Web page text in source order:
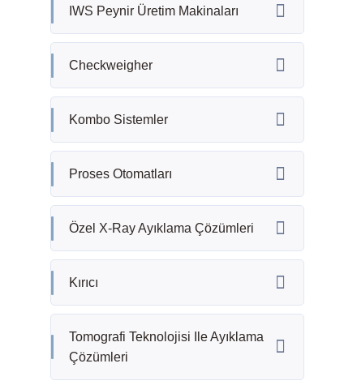
IWS Peynir Üretim Makinaları
Checkweigher
Kombo Sistemler
Proses Otomatları
Özel X-Ray Ayıklama Çözümleri
Kırıcı
Tomografi Teknolojisi Ile Ayıklama
Çözümleri